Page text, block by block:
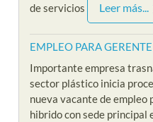
de servicios
Leer más...
EMPLEO PARA
Importante empresa
sector plástico inicia
nueva vacante de empleo
hibrido con sede principal